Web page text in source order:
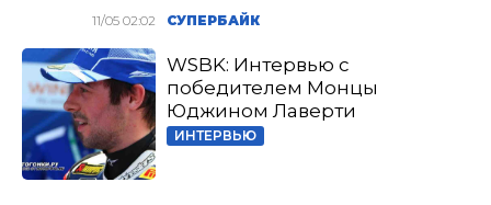
11/05 02:02 СУПЕРБАЙК
WSBK: Интервью с
победителем Монцы
Юджином Лаверти
ИНТЕРВЬЮ